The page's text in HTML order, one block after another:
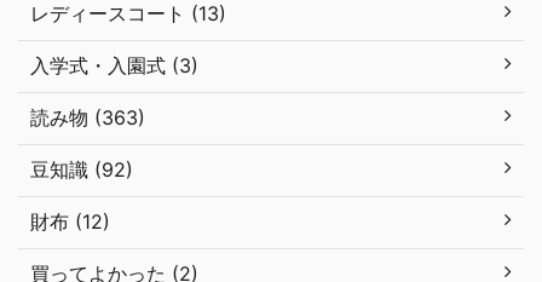
レディースコート (13)
入学式・入園式 (3)
読み物 (363)
豆知識 (92)
財布 (12)
買ってよかった (2)